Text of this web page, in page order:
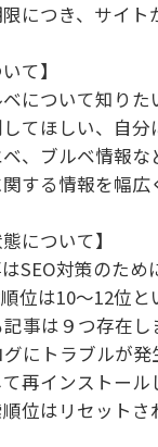
につき、サイト
て】
について知りた
てほしい、自分
、ブルベ情報な
する情報を幅広
について】
SEO対策のため
位は10〜12位
事は９つ存在し
にトラブルが発
再インストール
位はリセットさ